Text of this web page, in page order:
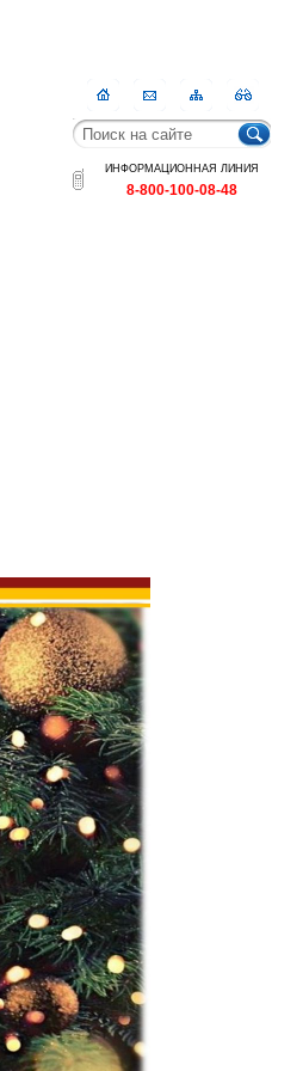
ГлавнаяКонтактыКарта
сайта
RSS
ИНФОРМАЦИОННАЯ ЛИНИЯ
8-800-100-08-48